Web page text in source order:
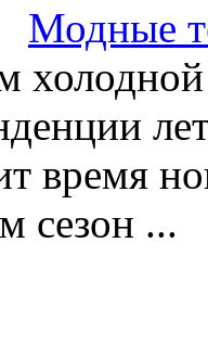
Модные
время
сезон ...